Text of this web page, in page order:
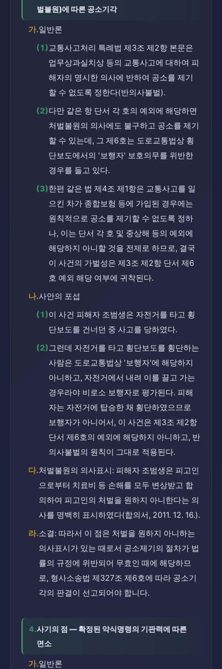
벌불원)에 따른 공소기각
가.일반론
(1)교통사고처리 특례법 제3조 제2항 본문은
업무상과실치상 등의 교통사고에 대하여 피
해자의 명시한 의사에 반하여 공소를 제기
할 수 없도록 정한다(반의사불벌).
(2)다만 같은 항 단서 각 호의 예외에 해당하면
처벌불원의 의사에도 불구하고 공소를 제기
할 수 있는데, 그 제6호는 도로교통법상 횡
단보도에서의 '보행자' 보호의무를 위반한
경우를 들고 있다.
(3)한편 같은 법 제4조 제1항은 교통사고를 일
으킨 차가 종합보험 등에 가입된 경우에는
원칙적으로 공소를 제기할 수 없도록 정하
나, 이는 단서 각 호 및 중상해 등의 예외에
해당하지 아니할 것을 전제로 하므로, 결국
이 사건의 가벌성은 제3조 제2항 단서 제6
호 예외 해당 여부에 귀착된다.
나.사안의 포섭
(1)이 사건 피해자 조범생은 자전거를 타고 횡
단보도를 건너던 중 사고를 당하였다.
(2)그런데 자전거를 타고 횡단보도를 횡단하는
사람은 도로교통법상 '보행자'에 해당하지
아니하고, 자전거에서 내려 이를 끌고 가는
경우라야 비로소 보행자로 평가된다. 피해
자는 자전거에 탑승한 채 횡단하였으므로
보행자가 아니어서, 이 사건은 제3조 제2항
단서 제6호의 예외에 해당하지 아니하고, 반
의사불벌의 원칙이 그대로 적용된다.
다.처벌불원의 의사표시: 피해자 조범생은 피고인
으로부터 치료비 등 손해를 모두 변상받고 합
의하여 피고인의 처벌을 원하지 아니한다는 의
사를 명백히 표시하였다(합의서, 2011. 12. 16.).
라.소결: 따라서 이 점은 처벌을 원하지 아니하는
의사표시가 있는 때로서 공소제기의 절차가 법
률의 규정에 위반되어 무효인 때에 해당하므
로, 형사소송법 제327조 제6호에 따라 공소기
각의 판결이 선고되어야 합니다.
4.사기의 점 — 확정된 약식명령의 기판력에 따른
면소
가.일반론